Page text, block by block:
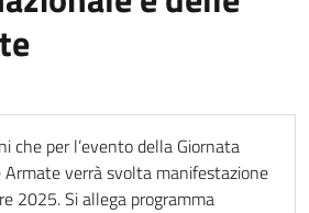
che per l’evento della Giornata
Armate verrà svolta manifestazione
2025. Si allega programma